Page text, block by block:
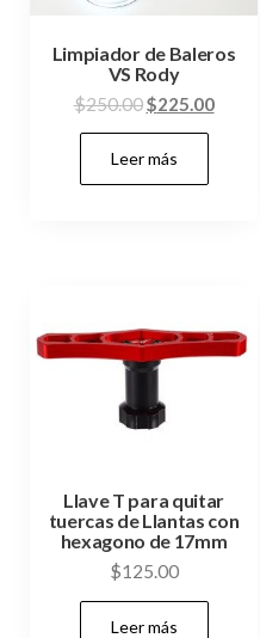
Limpiador de Baleros
VS Rody
$250.00El
precio
original
era:
$225.00El
Leer más
Llave T para quitar
tuercas de Llantas con
hexagono de 17mm
$125.00
Leer más